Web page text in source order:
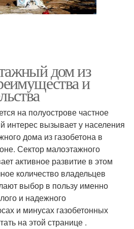
дом из
и
на полуострове частное
интерес вызывает у населения
дома из газобетона в
Сектор малоэтажного
активное развитие в этом
количество владельцев
выбор в пользу именно
и надежного
и минусах газобетонных
на этой странице .